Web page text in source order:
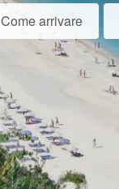
Come arrivare